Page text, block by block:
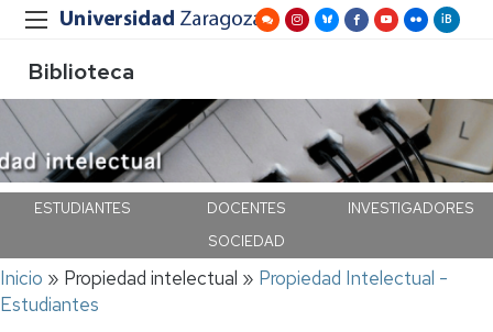
Biblioteca
ESTUDIANTES DOCENTES
INVESTIGADORES
SOCIEDAD
Ruta
de
Inicio Propiedad intelectual
Propiedad Intelectual -
Estudiantes